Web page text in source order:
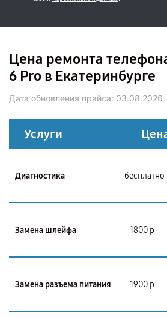
Цена ремонта
6 Pro в Екатеринбурге
Дата обновления прайса: 03.08.2026
Услуги
Диагностика бесплатно
Замена шлейфа 1800 р
Замена разъема питания 1900 р